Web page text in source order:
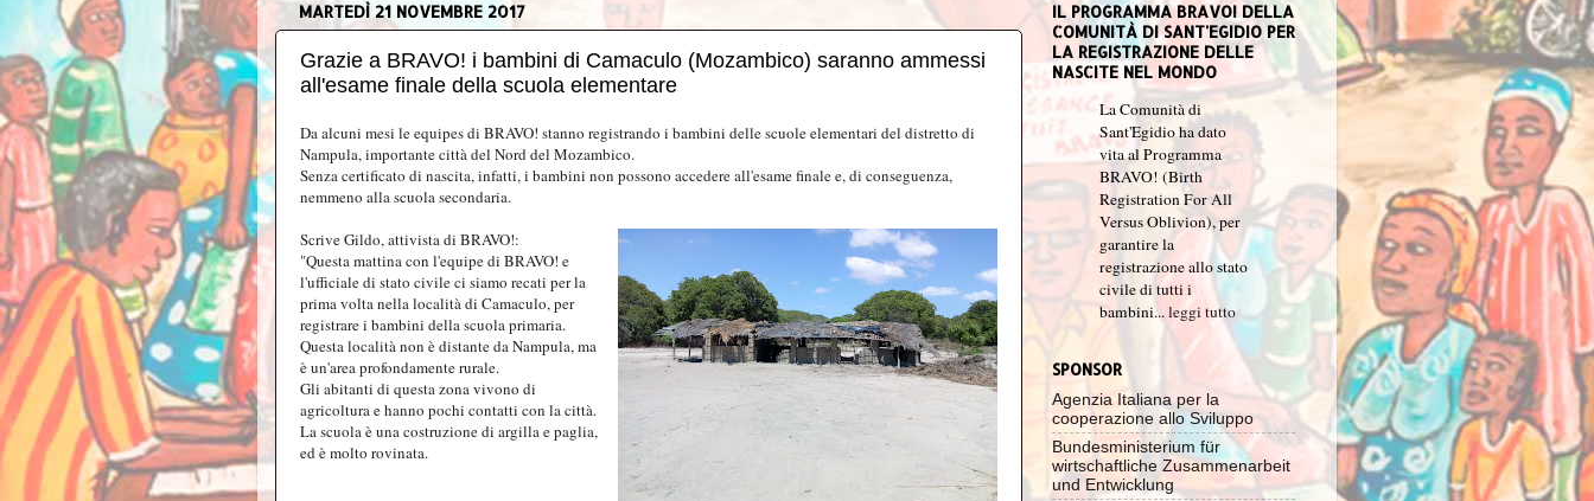
MARTEDÌ 21 NOVEMBRE 2017
Grazie a BRAVO! i bambini di Camaculo (Mozambico) saranno ammessi
all'esame finale della scuola elementare
Da alcuni mesi le equipes di BRAVO! stanno registrando i bambini delle scuole elementari del distretto di
Nampula, importante città del Nord del Mozambico.
Senza certificato di nascita, infatti, i bambini non possono accedere all'esame finale e, di conseguenza,
nemmeno alla scuola secondaria.
Scrive Gildo, attivista di BRAVO!:
"Questa mattina con l'equipe di BRAVO! e
l'ufficiale di stato civile ci siamo recati per la
prima volta nella località di Camaculo, per
registrare i bambini della scuola primaria.
Questa località non è distante da Nampula, ma
è un'area profondamente rurale.
Gli abitanti di questa zona vivono di
agricoltura e hanno pochi contatti con la città.
La scuola è una costruzione di argilla e paglia,
ed è molto rovinata.
IL PROGRAMMA BRAVO! DELLA
COMUNITÀ DI SANT'EGIDIO PER
LA REGISTRAZIONE DELLE
NASCITE NEL MONDO
La Comunità di
Sant'Egidio ha dato
vita al Programma
BRAVO! (Birth
Registration For All
Versus Oblivion), per
garantire la
registrazione allo stato
civile di tutti i
bambini...leggi tutto
SPONSOR
Agenzia Italiana per la
cooperazione allo Sviluppo
Bundesministerium für
wirtschaftliche Zusammenarbeit
und Entwicklung